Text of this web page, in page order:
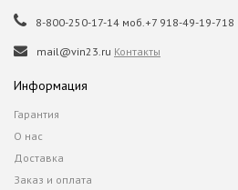
8-800-250-17-14 моб.+7 918-49-19-718
mail@vin23.ru Контакты
Информация
Гарантия
О нас
Доставка
Заказ и оплата